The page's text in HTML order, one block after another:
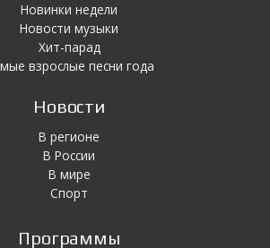
Новинки недели
Новости музыки
Хит-парад
взрослые песни года
Новости
В регионе
В России
В мире
Спорт
Программы